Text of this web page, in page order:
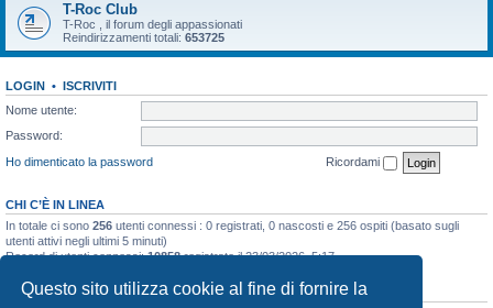
Questo sito utilizza cookie al fine di fornire la
T-Roc Club
T-Roc , il forum degli appassionati
Reindirizzamenti totali: 653725
LOGIN • ISCRIVITI
Nome utente:
Password:
Ho dimenticato la password
Ricordami
CHI C’È IN LINEA
In totale ci sono 256 utenti connessi : 0 registrati, 0 nascosti e 256 ospiti (basato sugli
utenti attivi negli ultimi 5 minuti)
Record di utenti connessi:10858registrato il 23/03/2026, 5:17
STATISTICHE